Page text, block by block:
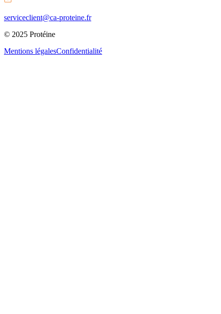
serviceclient@ca-proteine.fr
© 2025 Protéine
Mentions légalesConfidentialité